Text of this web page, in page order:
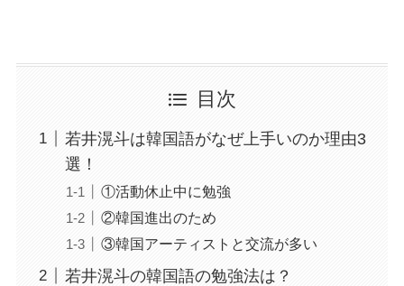
目次
若井滉斗は韓国語がなぜ上手いのか理由3
選！
①活動休止中に勉強
②韓国進出のため
③韓国アーティストと交流が多い
若井滉斗の韓国語の勉強法は？